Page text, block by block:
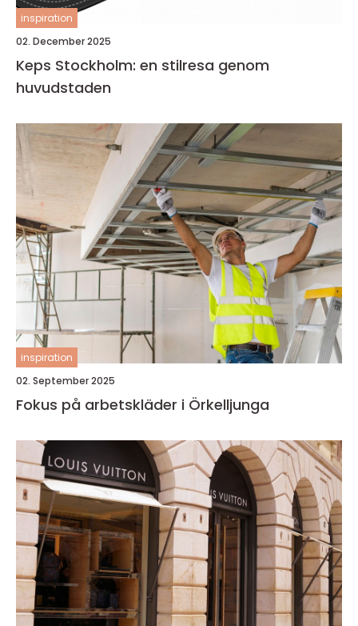
inspiration
02. December 2025
Keps Stockholm: en stilresa genom
huvudstaden
inspiration
02. September 2025
Fokus på arbetskläder i Örkelljunga